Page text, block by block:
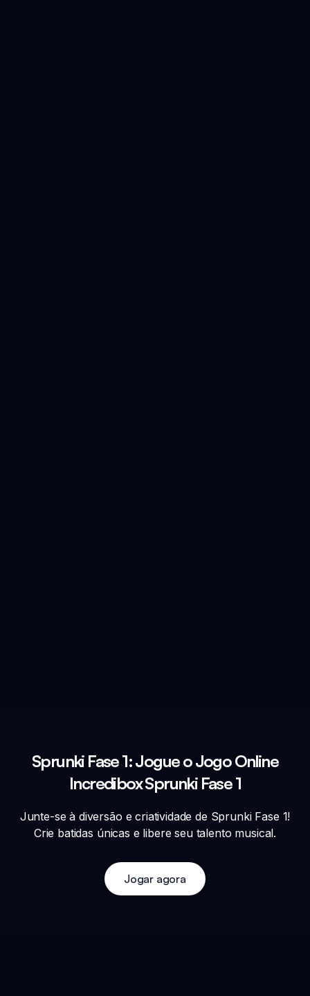
Sprunki Fase 1: Jogue o Jogo Online
Incredibox Sprunki Fase 1
Junte-se à diversão e criatividade de Sprunki Fase 1!
Crie batidas únicas e libere seu talento musical.
Jogar agora